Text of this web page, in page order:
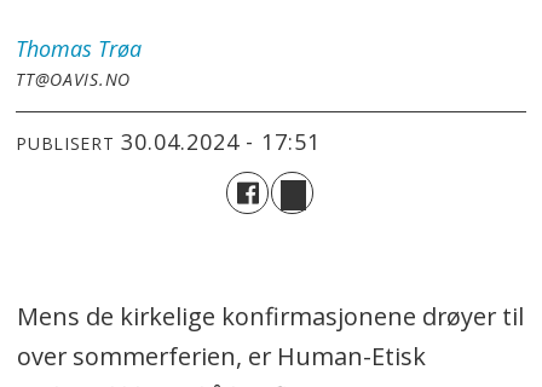
Thomas Trøa
TT@OAVIS.NO
PUBLISERT 30.04.2024 - 17:51
Mens de kirkelige konfirmasjonene drøyer til
over sommerferien, er Human-Etisk